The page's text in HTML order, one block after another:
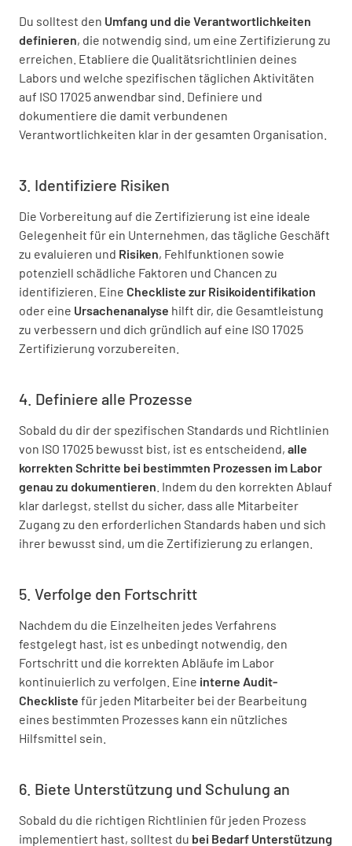
Du solltest den Umfang und die Verantwortlichkeiten
definieren, die notwendig sind, um eine Zertifizierung zu
erreichen. Etabliere die Qualitätsrichtlinien deines
Labors und welche spezifischen täglichen Aktivitäten
auf ISO 17025 anwendbar sind. Definiere und
dokumentiere die damit verbundenen
Verantwortlichkeiten klar in der gesamten Organisation.
3. Identifiziere Risiken
Die Vorbereitung auf die Zertifizierung ist eine ideale
Gelegenheit für ein Unternehmen, das tägliche Geschäft
zu evaluieren und Risiken, Fehlfunktionen sowie
potenziell schädliche Faktoren und Chancen zu
identifizieren. Eine Checkliste zur Risikoidentifikation
oder eine Ursachenanalyse hilft dir, die Gesamtleistung
zu verbessern und dich gründlich auf eine ISO 17025
Zertifizierung vorzubereiten.
4. Definiere alle Prozesse
Sobald du dir der spezifischen Standards und Richtlinien
von ISO 17025 bewusst bist, ist es entscheidend, alle
korrekten Schritte bei bestimmten Prozessen im Labor
genau zu dokumentieren . Indem du den korrekten Ablauf
klar darlegst, stellst du sicher, dass alle Mitarbeiter
Zugang zu den erforderlichen Standards haben und sich
ihrer bewusst sind, um die Zertifizierung zu erlangen.
5. Verfolge den Fortschritt
Nachdem du die Einzelheiten jedes Verfahrens
festgelegt hast, ist es unbedingt notwendig, den
Fortschritt und die korrekten Abläufe im Labor
kontinuierlich zu verfolgen. Eine interne Audit-
Checkliste für jeden Mitarbeiter bei der Bearbeitung
eines bestimmten Prozesses kann ein nützliches
Hilfsmittel sein.
6. Biete Unterstützung und Schulung an
Sobald du die richtigen Richtlinien für jeden Prozess
implementiert hast, solltest du bei Bedarf Unterstützung